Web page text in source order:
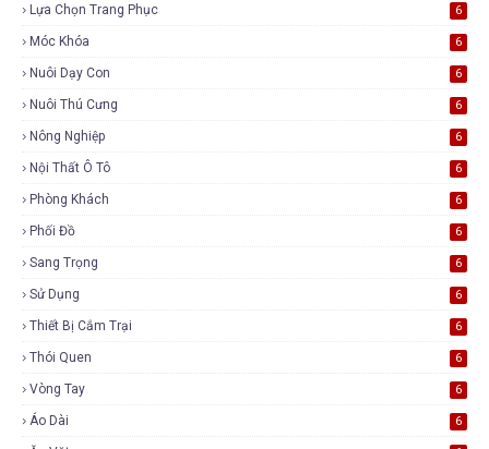
Lựa Chọn Trang Phục 6
Móc Khóa 6
Nuôi Dạy Con 6
Nuôi Thú Cưng 6
Nông Nghiệp 6
Nội Thất Ô Tô 6
Phòng Khách 6
Phối Đồ 6
Sang Trọng 6
Sử Dụng 6
Thiết Bị Cắm Trại 6
Thói Quen 6
Vòng Tay 6
Áo Dài 6